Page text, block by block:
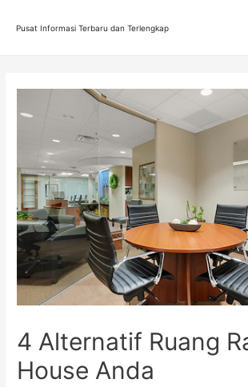
Pusat Informasi Terbaru dan Terlengkap
4 Alternatif Ruang
House Anda